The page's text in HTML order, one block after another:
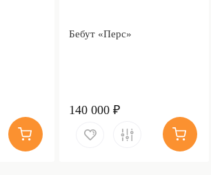
Бебут «Перс»
140 000 ₽